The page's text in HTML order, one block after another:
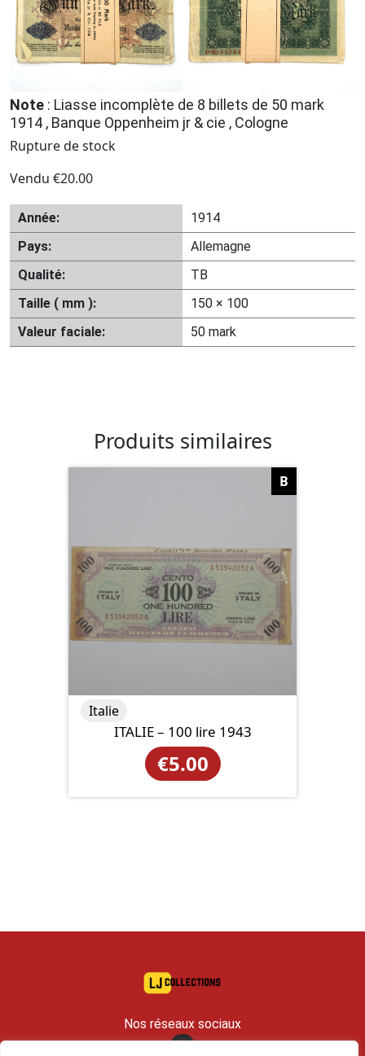
Note : Liasse incomplète de 8 billets de 50 mark
1914 , Banque Oppenheim jr & cie , Cologne
Rupture de stock
Vendu €20.00
Année:
1914
Pays:
Allemagne
Qualité:
TB
Taille ( mm ):
150 × 100
Valeur faciale:
50 mark
Produits similaires
B
ITALIE – 100 lire 1943
€5.00
Italie
Nos réseaux sociaux